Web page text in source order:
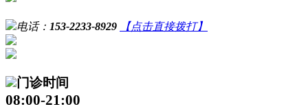
电话： 153-2233-8929 【点击直接拨打】
门诊时间
08:00-21:00